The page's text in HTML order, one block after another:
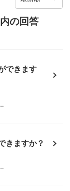
の回答
できます
きますか？